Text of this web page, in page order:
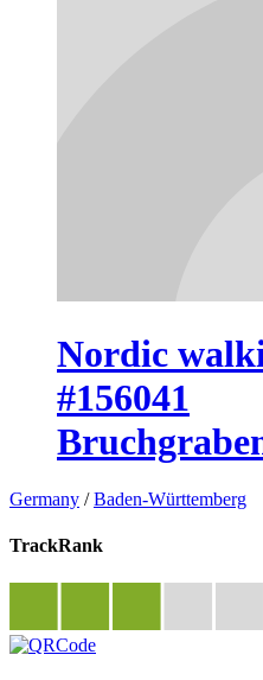
Nordic
#156041
Germany /Baden-Württemberg
TrackRank